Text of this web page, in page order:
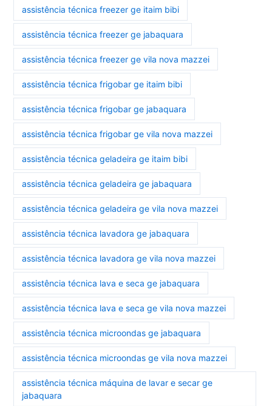
assistência técnica freezer ge itaim bibi
assistência técnica freezer ge jabaquara
assistência técnica freezer ge vila nova mazzei
assistência técnica frigobar ge itaim bibi
assistência técnica frigobar ge jabaquara
assistência técnica frigobar ge vila nova mazzei
assistência técnica geladeira ge itaim bibi
assistência técnica geladeira ge jabaquara
assistência técnica geladeira ge vila nova mazzei
assistência técnica lavadora ge jabaquara
assistência técnica lavadora ge vila nova mazzei
assistência técnica lava e seca ge jabaquara
assistência técnica lava e seca ge vila nova mazzei
assistência técnica microondas ge jabaquara
assistência técnica microondas ge vila nova mazzei
assistência técnica máquina de lavar e secar ge
jabaquara